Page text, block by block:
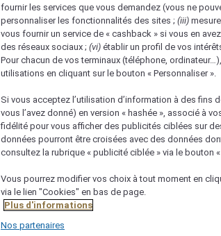
fournir les services que vous demandez (vous ne
personnaliser les fonctionnalités des sites ; (iii)
vous fournir un service de « cashback » si vous en
des réseaux sociaux ; (vi) établir un profil de vos
Pour chacun de vos terminaux (téléphone,
utilisations en cliquant sur le bouton « Personnaliser ».
Si vous acceptez l’utilisation d’information à des fins
vous l’avez donné) en version « hashée », associé à
fidélité pour vous afficher des publicités ciblées sur
données pourront être croisées avec des données
consultez la rubrique « publicité ciblée » via le bouton
Vous pourrez modifier vos choix à tout moment en
via le lien "Cookies" en bas de page.
Plus d'informations
Nos partenaires